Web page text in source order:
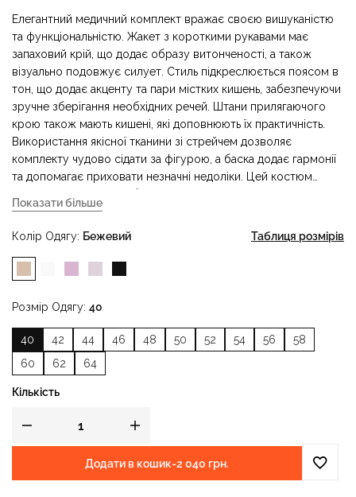
Елегантний медичний комплект вражає своєю вишуканістю
та функціональністю. Жакет з короткими рукавами має
запаховий крій, що додає образу витонченості, а також
візуально подовжує силует. Стиль підкреслюється поясом в
тон, що додає акценту та пари містких кишень, забезпечуючи
зручне зберігання необхідних речей. Штани прилягаючого
крою також мають кишені, які доповнюють їх практичність.
Використання якісної тканини зі стрейчем дозволяє
комплекту чудово сідати за фігурою, а баска додає гармонії
та допомагає приховати незначні недоліки. Цей костюм
професіоналізм та рівень стилю.
Показати більше
Колір Одягу Бежевий
Розмір Одягу 40
40 42 44 46 48 50 52 54 56
58
60
62 64
Таблиця розмірів
Кількість
Додати в кошик-2 040 грн.